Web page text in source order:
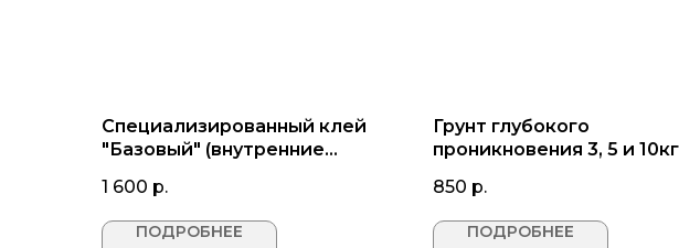
Специализированный клей
"Базовый" (внутренние
1 600 р.
ПОДРОБНЕЕ
Грунт глубокого
проникновения 3, 5 и 10кг
850 р.
ПОДРОБНЕЕ